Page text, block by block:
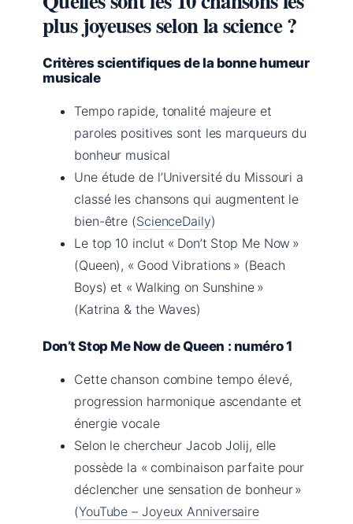
plus joyeuses selon la science ?
Critères scientifiques de la bonne humeur
musicale
Tempo rapide, tonalité majeure et
paroles positives sont les marqueurs du
bonheur musical
Une étude de l’Université du Missouri a
classé les chansons qui augmentent le
bien-être (ScienceDaily)
Le top 10 inclut « Don’t Stop Me Now »
(Queen), « Good Vibrations » (Beach
Boys) et « Walking on Sunshine »
(Katrina & the Waves)
Don’t Stop Me Now de Queen : numéro 1
Cette chanson combine tempo élevé,
progression harmonique ascendante et
énergie vocale
Selon le chercheur Jacob Jolij, elle
possède la « combinaison parfaite pour
déclencher une sensation de bonheur »
(YouTube – Joyeux Anniversaire